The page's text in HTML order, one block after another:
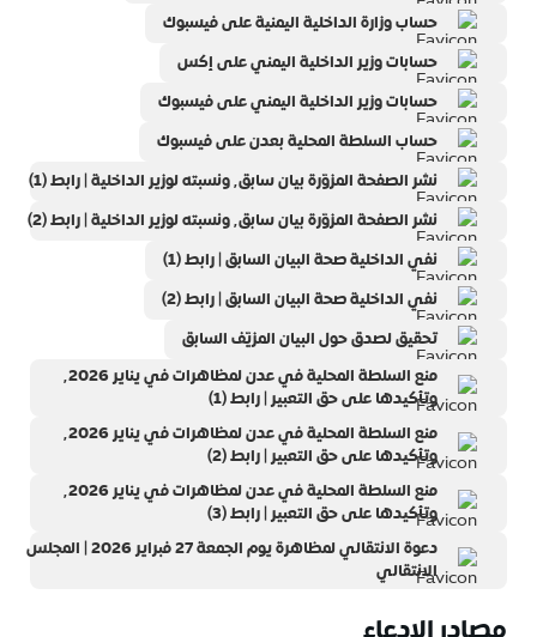
حساب وزارة الداخلية اليمنية على فيسبوك
حسابات وزير الداخلية اليمني على إكس
حسابات وزير الداخلية اليمني على فيسبوك
حساب السلطة المحلية بعدن على فيسبوك
نشر الصفحة المزوّرة بيان سابق٬ ونسبته لوزير الداخلية | رابط (1)
نشر الصفحة المزوّرة بيان سابق٬ ونسبته لوزير الداخلية | رابط (2)
نفي الداخلية صحة البيان السابق | رابط (1)
نفي الداخلية صحة البيان السابق | رابط (2)
تحقيق لصدق حول البيان المزيّف السابق
منع السلطة المحلية في عدن لمظاهرات في يناير ٬2026
وتأكيدها على حق التعبير | رابط (1)
منع السلطة المحلية في عدن لمظاهرات في يناير ٬2026
وتأكيدها على حق التعبير | رابط (2)
منع السلطة المحلية في عدن لمظاهرات في يناير ٬2026
وتأكيدها على حق التعبير | رابط (3)
دعوة الانتقالي لمظاهرة يوم الجمعة 27 فبراير 2026 | المجلس
الانتقالي